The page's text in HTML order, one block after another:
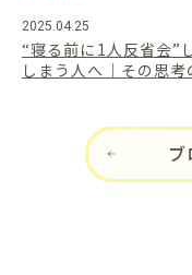
2025.04.25
“寝る前に1人反省会”
しまう人へ｜その思考